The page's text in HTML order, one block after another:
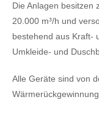
Die Anlagen besitzen
20.000 m³/h und
bestehend aus Kraft-
Umkleide- und
Alle Geräte sind von